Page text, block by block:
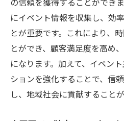
にイベント情報を収集し、効
とが重要です。これにより、
とができ、顧客満足度を高め
になります。加えて、イベン
ションを強化することで、信
し、地域社会に貢献すること